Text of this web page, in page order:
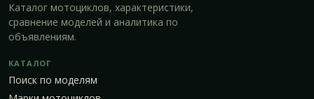
Каталог мотоциклов, характеристики,
сравнение моделей и аналитика по
объявлениям.
КАТАЛОГ
Поиск по моделям